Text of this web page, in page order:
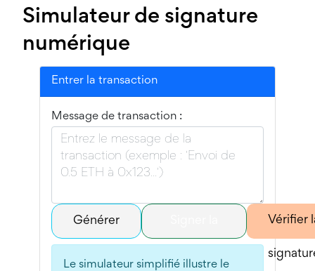
Simulateur de signature
numérique
Entrer la transaction
Message de transaction :
Générer Vérifier
Le simulateur simplifié illustre le